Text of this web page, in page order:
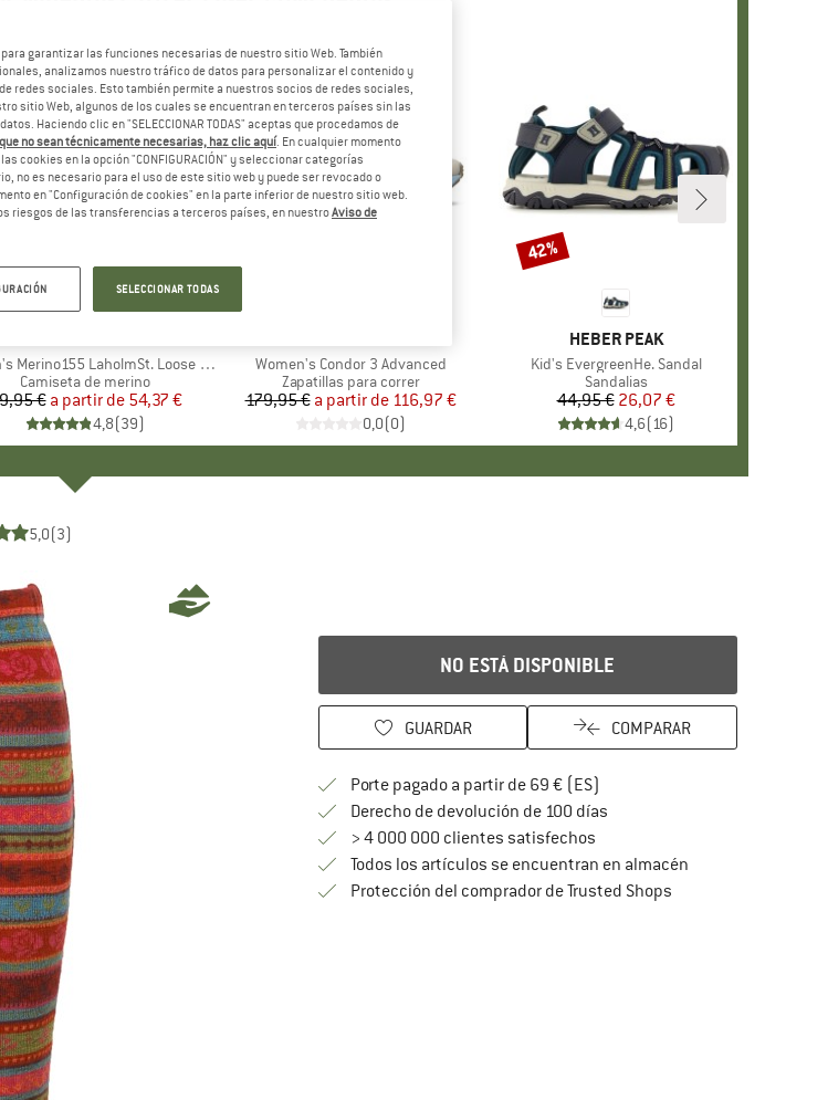
Merino155 LaholmSt. Loose Shirt
Product group
Camiseta de merino
Precio
€ Precio reducido
a partir de 54,37 €
4,8(39)
Artículo
Women's Condor 3 Advanced
Product group
Zapatillas para correr
Precio
179,95 € Precio reducido
a partir de 116,97 €
0,0(0)
MARCA
HEBER PEAK
Artículo
Kid's EvergreenHe. Sandal
Product group
Sandalias
Precio
44,95 € Precio reducido
26,07 €
4,6(16)
Descuento
42%
5,0(3)
NO ESTÁ DISPONIBLE
GUARDAR COMPARAR
Porte pagado a partir de 69 € (ES)
Derecho de devolución de 100 díasvaya a la política de
> 4 000 000 clientes satisfechos
Todos los artículos se encuentran en almacén
Protección del comprador de Trusted Shops¡toda la información
garantizar las funciones necesarias de nuestro sitio Web. También
analizamos nuestro tráfico de datos para personalizar el contenido y
redes sociales. Esto también permite a nuestros socios de redes sociales,
sitio Web, algunos de los cuales se encuentran en terceros países sin las
Haciendo clic en "SELECCIONAR TODAS" aceptas que procedamos de
no sean técnicamente necesarias, haz clic aquí. En cualquier momento
cookies en la opción "CONFIGURACIÓN" y seleccionar categorías
no es necesario para el uso de este sitio web y puede ser revocado o
en "Configuración de cookies" en la parte inferior de nuestro sitio web.
riesgos de las transferencias a terceros países, en nuestroAviso de
SELECCIONAR TODAS